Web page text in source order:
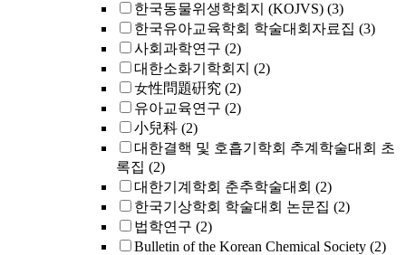
한국동물위생학회지 (KOJVS) (3)
한국유아교육학회 학술대회자료집 (3)
사회과학연구 (2)
대한소화기학회지 (2)
女性問題硏究 (2)
유아교육연구 (2)
小兒科 (2)
대한결핵 및 호흡기학회 추계학술대회 초
록집 (2)
대한기계학회 춘추학술대회 (2)
한국기상학회 학술대회 논문집 (2)
법학연구 (2)
Bulletin of the Korean Chemical Society (2)